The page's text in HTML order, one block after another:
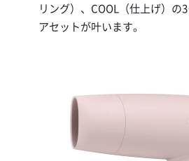
リング）、COOL（仕上げ）の
アセットが叶います。